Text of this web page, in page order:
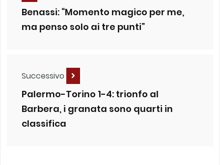
Benassi: “Momento magico per me,
ma penso solo ai tre punti”
Successivo
Palermo-Torino 1-4: trionfo al
Barbera, i granata sono quarti in
classifica